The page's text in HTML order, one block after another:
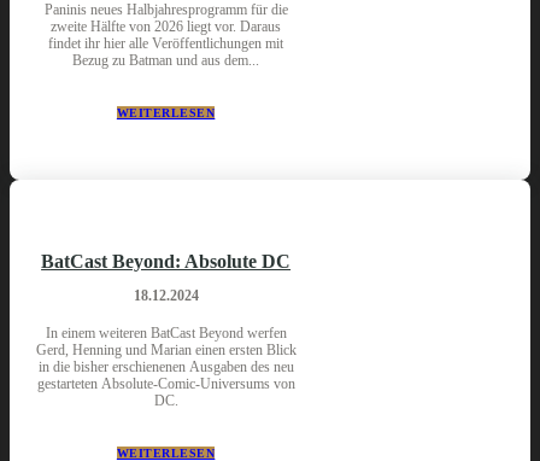
Paninis neues Halbjahresprogramm für die
zweite Hälfte von 2026 liegt vor. Daraus
findet ihr hier alle Veröffentlichungen mit
Bezug zu Batman und aus dem...
WEITERLESEN
BatCast Beyond: Absolute DC
18.12.2024
In einem weiteren BatCast Beyond werfen
Gerd, Henning und Marian einen ersten Blick
in die bisher erschienenen Ausgaben des neu
gestarteten Absolute-Comic-Universums von
DC.
WEITERLESEN